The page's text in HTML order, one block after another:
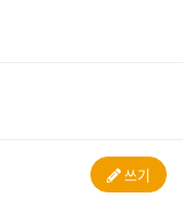
쓰기